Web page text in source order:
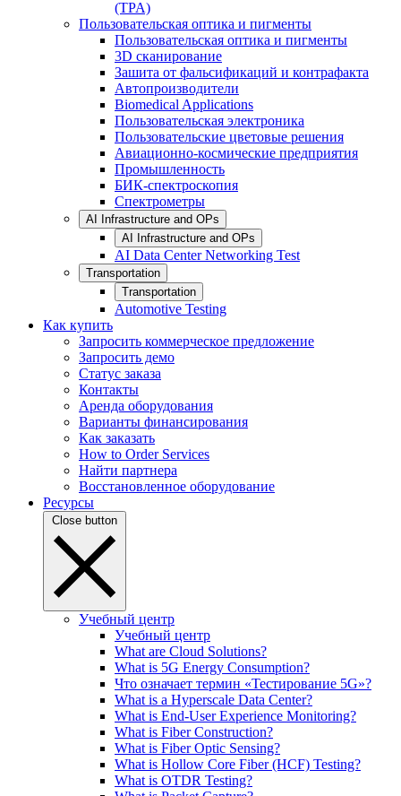
(TPA)
Пользовательская оптика и пигменты
Пользовательская оптика и пигменты
3D сканирование
Зашита от фальсификаций и контрафакта
Автопроизводители
Biomedical Applications
Пользовательская электроника
Пользовательские цветовые решения
Авиационно-космические предприятия
Промышленность
БИК-спектроскопия
Спектрометры
AI Infrastructure and OPs
AI Infrastructure and OPs
AI Data Center Networking Test
Transportation
Transportation
Automotive Testing
Как купить
Запросить коммерческое предложение
Запросить демо
Статус заказа
Контакты
Аренда оборудования
Варианты финансирования
Как заказать
How to Order Services
Найти партнера
Восстановленное оборудование
Ресурсы
Close button
Учебный центр
Учебный центр
What are Cloud Solutions?
What is 5G Energy Consumption?
Что означает термин «Тестирование 5G»?
What is a Hyperscale Data Center?
What is End-User Experience Monitoring?
What is Fiber Construction?
What is Fiber Optic Sensing?
What is Hollow Core Fiber (HCF) Testing?
What is OTDR Testing?